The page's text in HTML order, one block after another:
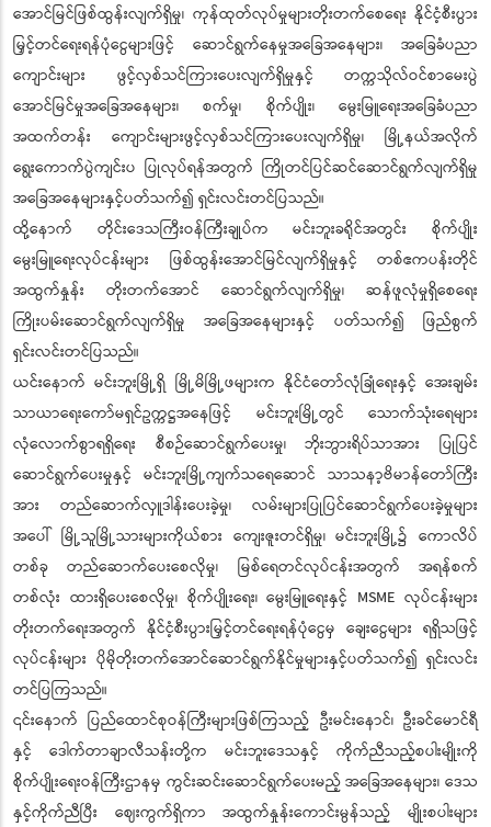
အောင်မြင်ဖြစ်ထွန်းလျက်ရှိမှု၊ ကုန်ထုတ်လုပ်မှုများတိုးတက်စေရေး နိုင်ငံ့စီးပွား
မြှင့်တင်ရေးရန်ပုံငွေများဖြင့် ဆောင်ရွက်နေမှုအခြေအနေများ၊ အခြေခံပညာ
ကျောင်းများ ဖွင့်လှစ်သင်ကြားပေးလျက်ရှိမှုနှင့် တက္ကသိုလ်ဝင်စာမေးပွဲ
အောင်မြင်မှုအခြေအနေများ၊ စက်မှု၊ စိုက်ပျိုး၊ မွေးမြူရေးအခြေခံပညာ
အထက်တန်း ကျောင်းများဖွင့်လှစ်သင်ကြားပေးလျက်ရှိမှု၊ မြို့နယ်အလိုက်
ရွေးကောက်ပွဲကျင်းပ ပြုလုပ်ရန်အတွက် ကြိုတင်ပြင်ဆင်ဆောင်ရွက်လျက်ရှိမှု
အခြေအနေများနှင့်ပတ်သက်၍ ရှင်းလင်းတင်ပြသည်။
ထို့နောက် တိုင်းဒေသကြီးဝန်ကြီးချုပ်က မင်းဘူးခရိုင်အတွင်း စိုက်ပျိုး
မွေးမြူရေးလုပ်ငန်းများ ဖြစ်ထွန်းအောင်မြင်လျက်ရှိမှုနှင့် တစ်ဧကပန်းတိုင်
အထွက်နှုန်း တိုးတက်အောင် ဆောင်ရွက်လျက်ရှိမှု၊ ဆန်ဖူလုံမှုရှိစေရေး
ကြိုးပမ်းဆောင်ရွက်လျက်ရှိမှု အခြေအနေများနှင့် ပတ်သက်၍ ဖြည်စွက်
ရှင်းလင်းတင်ပြသည်။
ယင်းနောက် မင်းဘူးမြို့ရှိ မြို့မိမြို့ဖများက နိုင်ငံတော်လုံခြုံရေးနှင့် အေးချမ်း
သာယာရေးကော်မရှင်ဥက္ကဋ္ဌအနေဖြင့် မင်းဘူးမြို့တွင် သောက်သုံးရေများ
လုံလောက်စွာရရှိရေး စီစဉ်ဆောင်ရွက်ပေးမှု၊ ဘိုးဘွားရိပ်သာအား ပြုပြင်
ဆောင်ရွက်ပေးမှုနှင့် မင်းဘူးမြို့ကျက်သရေဆောင် သာသနာ့ဗိမာန်တော်ကြီး
အား တည်ဆောက်လှူဒါန်းပေးခဲ့မှု၊ လမ်းများပြုပြင်ဆောင်ရွက်ပေးခဲ့မှုများ
အပေါ် မြို့သူမြို့သားများကိုယ်စား ကျေးဇူးတင်ရှိမှု၊ မင်းဘူးမြို့၌ ကောလိပ်
တစ်ခု တည်ဆောက်ပေးစေလိုမှု၊ မြစ်ရေတင်လုပ်ငန်းအတွက် အရန်စက်
တစ်လုံး ထားရှိပေးစေလိုမှု၊ စိုက်ပျိုးရေး၊ မွေးမြူရေးနှင့် MSME လုပ်ငန်းများ
တိုးတက်ရေးအတွက် နိုင်ငံ့စီးပွားမြှင့်တင်ရေးရန်ပုံငွေမှ ချေးငွေများ ရရှိသဖြင့်
လုပ်ငန်းများ ပိုမိုတိုးတက်အောင်ဆောင်ရွက်နိုင်မှုများနှင့်ပတ်သက်၍ ရှင်းလင်း
တင်ပြကြသည်။
၎င်းနောက် ပြည်ထောင်စုဝန်ကြီးများဖြစ်ကြသည့် ဦးမင်းနောင်၊ ဦးခင်မောင်ရီ
နှင့် ဒေါက်တာချာလီသန်းတို့က မင်းဘူးဒေသနှင့် ကိုက်ညီသည့်စပါးမျိုးကို
စိုက်ပျိုးရေးဝန်ကြီးဌာနမှ ကွင်းဆင်းဆောင်ရွက်ပေးမည့် အခြေအနေများ၊ ဒေသ
နှင့်ကိုက်ညီပြီး ဈေးကွက်ရှိကာ အထွက်နှုန်းကောင်းမွန်သည့် မျိုးစပါးများ